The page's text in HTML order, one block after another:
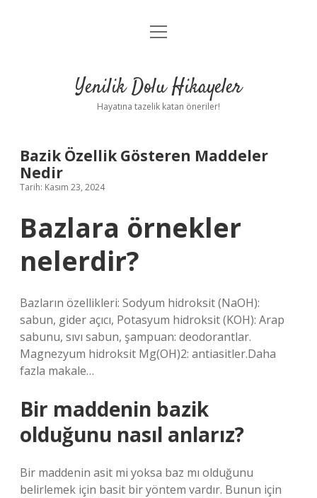
Anasayfa
Yasal Uyarı
menüyü
Yenilik Dolu Hikayeler
Hayatına tazelik katan öneriler!
Bazik Özellik Gösteren Maddeler
Nedir
Tarih: Kasım 23, 2024
Bazlara örnekler
nelerdir?
Bazların özellikleri: Sodyum hidroksit (NaOH):
sabun, gider açıcı, Potasyum hidroksit (KOH): Arap
sabunu, sıvı sabun, şampuan: deodorantlar.
Magnezyum hidroksit Mg(OH)2: antiasitler.Daha
fazla makale…
Bir maddenin bazik
olduğunu nasıl anlarız?
Bir maddenin asit mi yoksa baz mı olduğunu
belirlemek için basit bir yöntem vardır. Bunun için